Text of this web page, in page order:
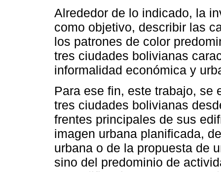
Alrededor de lo indicado, la
como objetivo, describir las
los patrones de color
tres ciudades bolivianas
informalidad económica y
Para ese fin, este trabajo, se
tres ciudades bolivianas
frentes principales de sus
imagen urbana planificada,
urbana o de la propuesta de
sino del predominio de